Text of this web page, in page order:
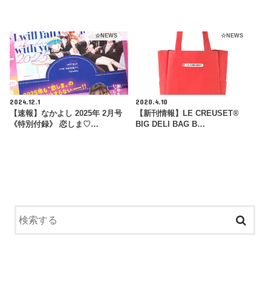
☆NEWS
2024.12.1
【速報】なかよし 2025年 2月号
《特別付録》 恋しま♡…
☆NEWS
2020.4.10
【新刊情報】LE CREUSET®
BIG DELI BAG B…